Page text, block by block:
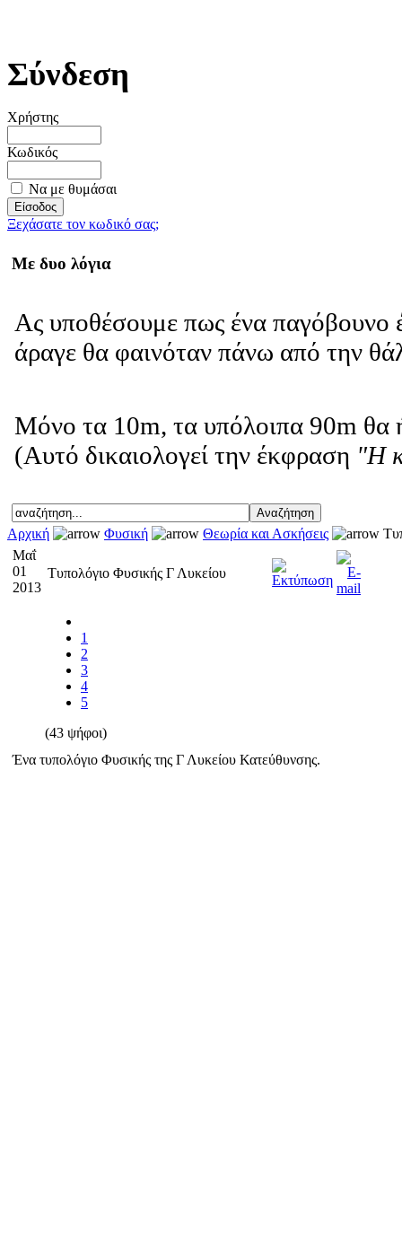
Σύνδεση
Χρήστης
Κωδικός
Να με θυμάσαι
Ξεχάσατε τον κωδικό σας;
Με δυο λόγια
Ας υποθέσουμε πως ένα παγόβουνο
άραγε θα φαινόταν πάνω από την
Μόνο τα 10m, τα υπόλοιπα 90m
(Αυτό δικαιολογεί την έκφραση "Η
Αρχική Φυσική Θεωρία και Ασκήσεις
Μαΐ
01
2013
Τυπολόγιο Φυσικής Γ Λυκείου
1
2
3
4
5
(43 ψήφοι)
Ένα τυπολόγιο Φυσικής της Γ Λυκείου Κατεύθυνσης.